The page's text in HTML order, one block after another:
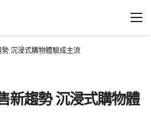
沉浸式購物體驗成主流
新趨勢 沉浸式購物體